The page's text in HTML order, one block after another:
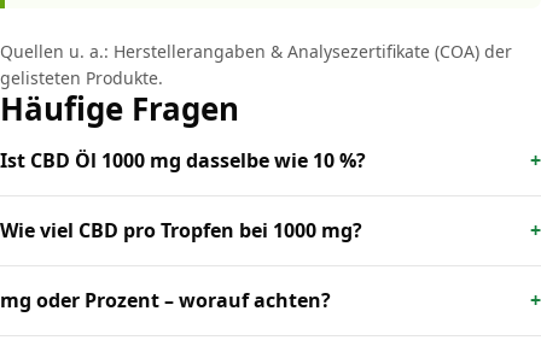
Quellen u. a.: Herstellerangaben & Analysezertifikate (COA) der
gelisteten Produkte.
Häufige Fragen
Ist CBD Öl 1000 mg dasselbe wie 10 %?
Wie viel CBD pro Tropfen bei 1000 mg?
mg oder Prozent – worauf achten?